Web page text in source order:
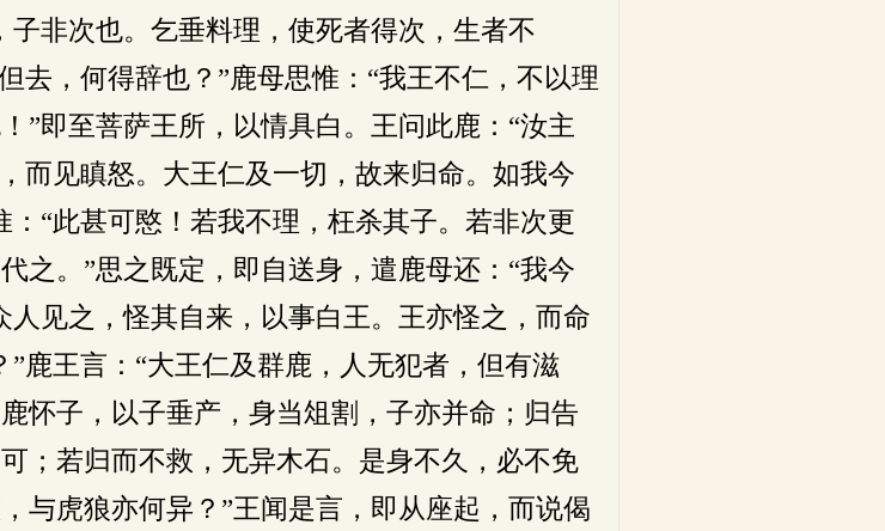
非次也。乞垂料理，使死者得次，生者不
去，何得辞也？”鹿母思惟：“我王不仁，不以理
”即至菩萨王所，以情具白。王问此鹿：“汝主
而见瞋怒。大王仁及一切，故来归命。如我今
：“此甚可愍！若我不理，枉杀其子。若非次更
之。”思之既定，即自送身，遣鹿母还：“我今
见之，怪其自来，以事白王。王亦怪之，而命
鹿王言：“大王仁及群鹿，人无犯者，但有滋
怀子，以子垂产，身当俎割，子亦并命；归告
；若归而不救，无异木石。是身不久，必不免
与虎狼亦何异？”王闻是言，即从座起，而说偈